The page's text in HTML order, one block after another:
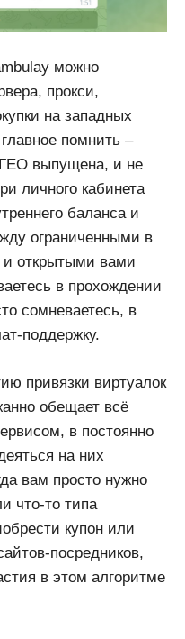
можно
прокси,
на западных
помнить –
ГЕО выпущена, и не
личного кабинета
баланса и
ограниченными в
открытыми вами
в прохождении
сомневаетесь, в
поддержку.
привязки виртуалок
обещает всё
в постоянно
на них
вам просто нужно
что-то типа
купон или
посредников,
в этом алгоритме